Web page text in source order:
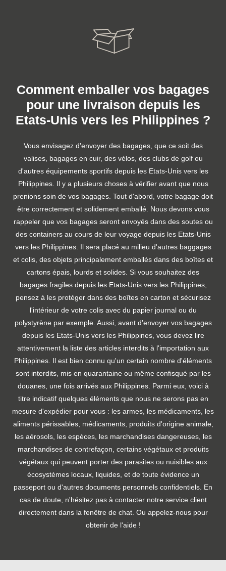
Comment emballer vos bagages
pour une livraison depuis les
Etats-Unis vers les Philippines ?
Vous envisagez d'envoyer des bagages, que ce soit des
valises, bagages en cuir, des vélos, des clubs de golf ou
d'autres équipements sportifs depuis les Etats-Unis vers les
Philippines. Il y a plusieurs choses à vérifier avant que nous
prenions soin de vos bagages. Tout d'abord, votre bagage doit
être correctement et solidement emballé. Nous devons vous
rappeler que vos bagages seront envoyés dans des soutes ou
des containers au cours de leur voyage depuis les Etats-Unis
vers les Philippines. Il sera placé au milieu d'autres baggages
et colis, des objets principalement emballés dans des boîtes et
cartons épais, lourds et solides. Si vous souhaitez des
bagages fragiles depuis les Etats-Unis vers les Philippines,
pensez à les protéger dans des boîtes en carton et sécurisez
l'intérieur de votre colis avec du papier journal ou du
polystyrène par exemple. Aussi, avant d'envoyer vos bagages
depuis les Etats-Unis vers les Philippines, vous devez lire
attentivement la liste des articles interdits à l'importation aux
Philippines. Il est bien connu qu'un certain nombre d'éléments
sont interdits, mis en quarantaine ou même confisqué par les
douanes, une fois arrivés aux Philippines. Parmi eux, voici à
titre indicatif quelques éléments que nous ne serons pas en
mesure d'expédier pour vous : les armes, les médicaments, les
aliments périssables, médicaments, produits d'origine animale,
les aérosols, les espèces, les marchandises dangereuses, les
marchandises de contrefaçon, certains végétaux et produits
végétaux qui peuvent porter des parasites ou nuisibles aux
écosystèmes locaux, liquides, et de toute évidence un
passeport ou d'autres documents personnels confidentiels. En
cas de doute, n'hésitez pas à contacter notre service client
directement dans la fenêtre de chat. Ou appelez-nous pour
obtenir de l'aide !